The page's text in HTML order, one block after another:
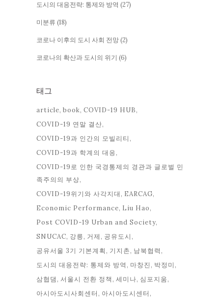
도시의 대응전략: 통제와 방역 (27)
미분류 (18)
코로나 이후의 도시 사회 전망(2)
코로나의 확산과 도시의 위기 (6)
태그
article book COVID-19 HUB
COVID-19 연말 결산
COVID-19과 인간의 모빌리티
COVID-19과 학계의 대응
COVID-19로 인한 국경통제의 경관과 글로벌 민
족주의의 부상
COVID-19위기와 사각지대
EARCAG
Economic Performance Liu Hao
Post COVID-19 Urban and Society
SNUCAC 강릉 거제
공유도시
공유서울 3기 기본계획
기지촌 남북협력
도시의 대응전략: 통제와 방역
마창진
박정미
삼협댐
서울시 전환 정책 세미나 심포지움
아시아도시사회센터
아시아도시센터